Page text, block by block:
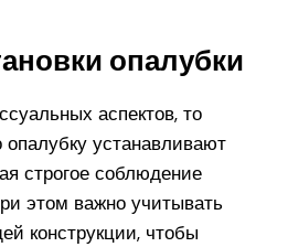
опалубки
аспектов, то
опалубку устанавливают
строгое соблюдение
этом важно учитывать
конструкции, чтобы